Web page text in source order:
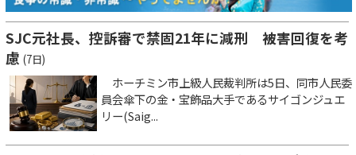
SJC元社長、控訴審で禁固21年に減刑 被害回復を考
慮 (7日)
ホーチミン市上級人民裁判所は5日、同市人民委
員会傘下の金・宝飾品大手であるサイゴンジュエ
リー(Saig...